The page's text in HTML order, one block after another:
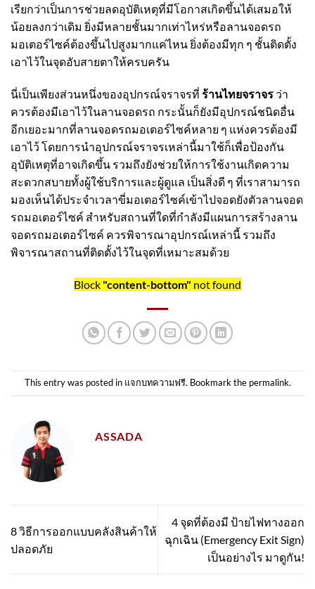
เรียกว่าเป็นการช่วยลดอุบัติเหตุที่มีโอกาสเกิดขึ้นได้เสมอให้
น้อยลงกว่าเดิม ยิ่งมีหลายชั้นมากเท่าไหร่หรือลานจอดรถ
มอเตอร์ไซค์ต้องขึ้นไปสูงมากแค่ไหน ยิ่งต้องมีทุก ๆ ชั้นติดตั้ง
เอาไว้ในจุดอับสายตาให้ครบครัน
นี่เป็นเพียงส่วนหนึ่งของอุปกรณ์จราจรที่ ร้านไทยจราจร ว่า
ควรต้องมีเอาไว้ในลานจอดรถ กระนั้นก็ยังมีอุปกรณ์ชนิดอื่น
อีกเยอะมากที่ลานจอดรถมอเตอร์ไซค์หลาย ๆ แห่งควรต้องมี
เอาไว้ โดยการนำอุปกรณ์จราจรเหล่านี้มาใช้ก็เพื่อป้องกัน
อุบัติเหตุที่อาจเกิดขึ้น รวมถึงยังช่วยให้การใช้งานเกิดความ
สะดวกสบายทั้งผู้ใช้บริการและผู้ดูแล เป็นสิ่งดี ๆ ที่เราสามารถ
มองเห็นได้ประจำเวลาขี่มอเตอร์ไซค์เข้าไปจอดยังตัวลานจอด
รถมอเตอร์ไซค์ สำหรับสถานที่ใดที่กำลังมีแผนการสร้างลาน
จอดรถมอเตอร์ไซค์ ควรพิจารณาอุปกรณ์เหล่านี้ รวมถึง
พิจารณาสถานที่ติดตั้งไว้ในจุดที่เหมาะสมด้วย
Block "content-bottom" not found
This entry was posted in แจกบทความฟรี. Bookmark the permalink.
ASSADA
8 วิธีการออกแบบคลังสินค้าให้
ปลอดภัย
4 จุดที่ต้องมี ป้ายไฟทางออก
ฉุกเฉิน (Emergency Exit Sign)
เป็นอย่างไร มาดูกัน!